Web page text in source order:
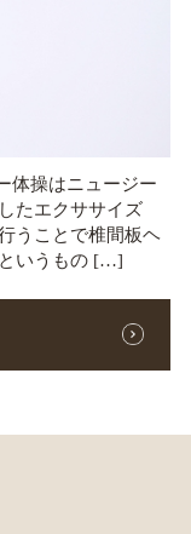
体操はニュージー
たエクササイズ
うことで椎間板ヘ
いうもの […]